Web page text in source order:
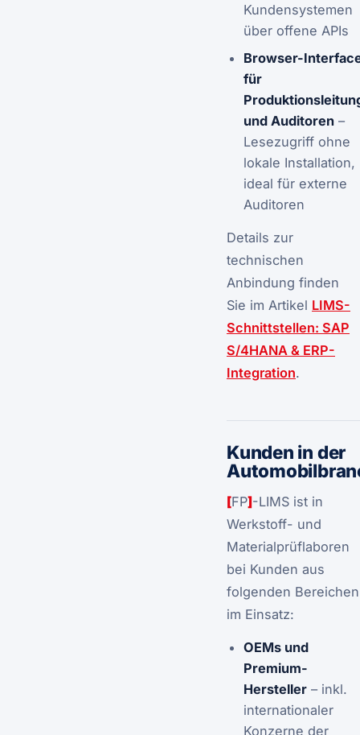
Kundensystemen
über offene APIs
Browser-
für
und Auditoren–
Lesezugriff ohne
lokale Installation,
ideal für externe
Auditoren
Details zur
technischen
Anbindung finden
Sie im Artikel LIMS-
Schnittstellen: SAP
S/4HANA & ERP-
Integration.
Kunden in der
[FP]-LIMS ist in
Werkstoff- und
Materialprüflaboren
bei Kunden aus
folgenden Bereichen
im Einsatz:
OEMs und
Premium-
Hersteller– inkl.
internationaler
Konzerne der